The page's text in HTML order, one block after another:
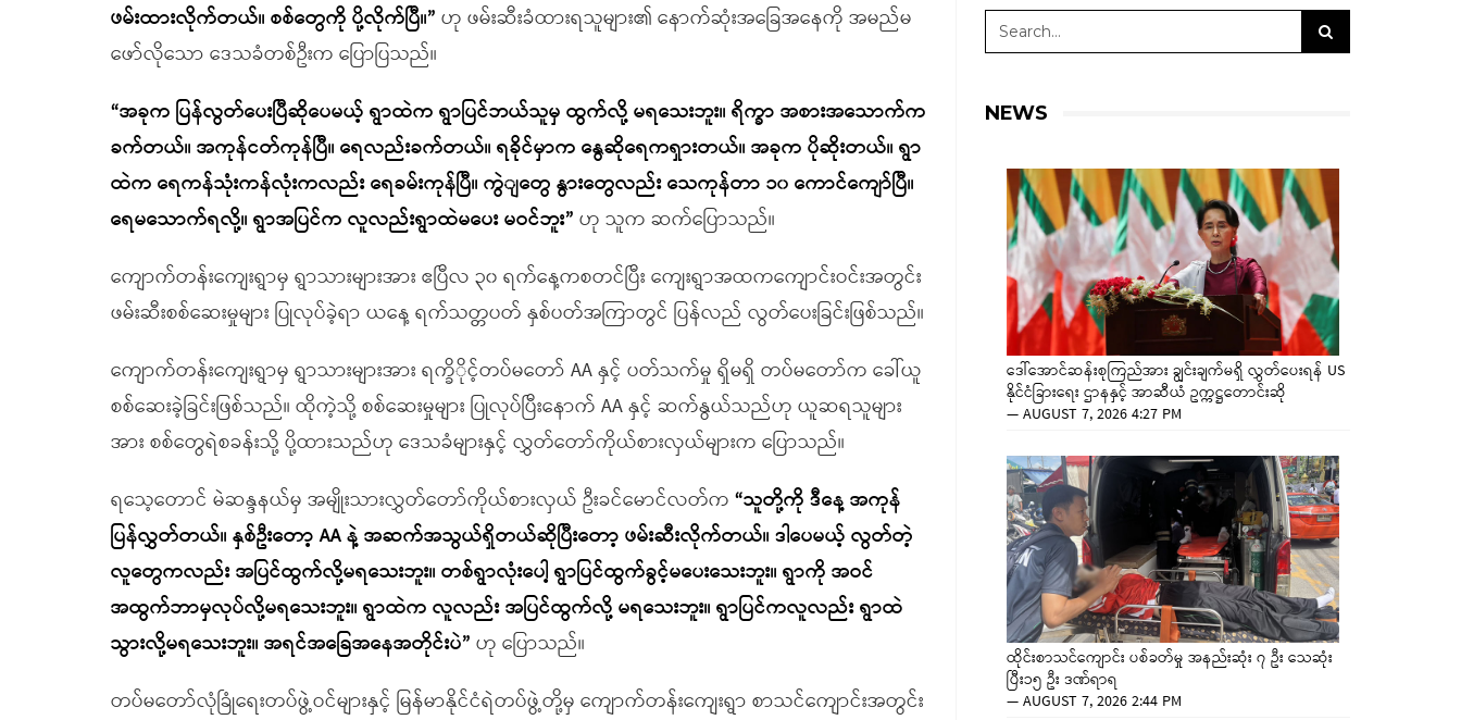
ဖမ်းထားလိုက်တယ်။ စစ်တွေကို ပို့လိုက်ပြီ။” ဟု ဖမ်းဆီးခံထားရသူများ၏ နောက်ဆုံးအခြေအနေကို အမည်မ
ဖော်လိုသော ဒေသခံတစ်ဦးက ပြောပြသည်။
“အခုက ပြန်လွတ်ပေးပြီဆိုပေမယ့် ရွာထဲက ရွာပြင်ဘယ်သူမှ ထွက်လို့ မရသေးဘူး။ ရိက္ခာ အစားအသောက်က
ခက်တယ်။ အကုန်ငတ်ကုန်ပြီ။ ရေလည်းခက်တယ်။ ရခိုင်မှာက နွေဆိုရေကရှားတယ်။ အခုက ပိုဆိုးတယ်။ ရွာ
ထဲက ရေကန်သုံးကန်လုံးကလည်း ရေခမ်းကုန်ပြီ။ ကွဲျတွေ နွားတွေလည်း သေကုန်တာ ၁၀ ကောင်ကျော်ပြီ။
ရေမသောက်ရလို့။ ရွာအပြင်က လူလည်းရွာထဲမပေး မဝင်ဘူး” ဟု သူက ဆက်ပြောသည်။
ကျောက်တန်းကျေးရွာမှ ရွာသားများအား ဧပြီလ ၃၀ ရက်နေ့ကစတင်ပြီး ကျေးရွာအထကကျောင်းဝင်းအတွင်း
ဖမ်းဆီးစစ်ဆေးမှုများ ပြုလုပ်ခဲ့ရာ ယနေ့ ရက်သတ္တပတ် နှစ်ပတ်အကြာတွင် ပြန်လည် လွတ်ပေးခြင်းဖြစ်သည်။
ကျောက်တန်းကျေးရွာမှ ရွာသားများအား ရက္ခိိုင့်တပ်မတော် AA နှင့် ပတ်သက်မှု ရှိမရှိ တပ်မတော်က ခေါ်ယူ
စစ်ဆေးခဲ့ခြင်းဖြစ်သည်။ ထိုကဲ့သို့ စစ်ဆေးမှုများ ပြုလုပ်ပြီးနောက် AA နှင့် ဆက်နွယ်သည်ဟု ယူဆရသူများ
အား စစ်တွေရဲစခန်းသို့ ပို့ထားသည်ဟု ဒေသခံများနှင့် လွှတ်တော်ကိုယ်စားလှယ်များက ပြောသည်။
ရသေ့တောင် မဲဆန္ဒနယ်မှ အမျိုးသားလွှတ်တော်ကိုယ်စားလှယ် ဦးခင်မောင်လတ်က “သူတို့ကို ဒီနေ့ အကုန်
ပြန်လွှတ်တယ်။ နှစ်ဦးတော့ AA နဲ့ အဆက်အသွယ်ရှိတယ်ဆိုပြီးတော့ ဖမ်းဆီးလိုက်တယ်။ ဒါပေမယ့် လွတ်တဲ့
လူတွေကလည်း အပြင်ထွက်လို့မရသေးဘူး။ တစ်ရွာလုံးပေါ့ ရွာပြင်ထွက်ခွင့်မပေးသေးဘူး။ ရွာကို အဝင်
အထွက်ဘာမှလုပ်လို့မရသေးဘူး။ ရွာထဲက လူလည်း အပြင်ထွက်လို့ မရသေးဘူး။ ရွာပြင်ကလူလည်း ရွာထဲ
သွားလို့မရသေးဘူး။ အရင်အခြေအနေအတိုင်းပဲ” ဟု ပြောသည်။
တပ်မတော်လုံခြုံရေးတပ်ဖွဲ့ဝင်များနှင့် မြန်မာနိုင်ငံရဲတပ်ဖွဲ့တို့မှ ကျောက်တန်းကျေးရွာ စာသင်ကျောင်းအတွင်း
NEWS
ဒေါ်အောင်ဆန်းစုကြည်အား ချွင်းချက်မရှိ လွှတ်ပေးရန် US
နိုင်ငံခြားရေး ဌာနနှင့် အာဆီယံ ဥက္ကဋ္ဌတောင်းဆို
—AUGUST 7, 2026 4:27 PM
ထိုင်းစာသင်ကျောင်း ပစ်ခတ်မှု အနည်းဆုံး ၇ ဦး သေဆုံး
ပြီး၁၅ ဦး ဒဏ်ရာရ
—AUGUST 7, 2026 2:44 PM